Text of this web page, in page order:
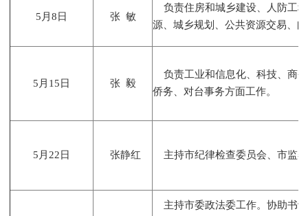
5月8日 张 敏
负责住房和城乡建设、人防工
源、城乡规划、公共资源交易、
5月15日 张 毅
负责工业和信息化、科技、商
侨务、对台事务方面工作。
5月22日 张静红 主持市纪律检查委员会、市监
主持市委政法委工作。协助书